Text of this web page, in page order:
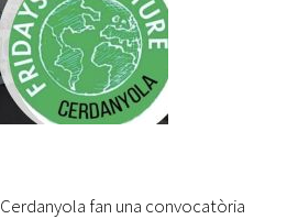
fan una convocatòria